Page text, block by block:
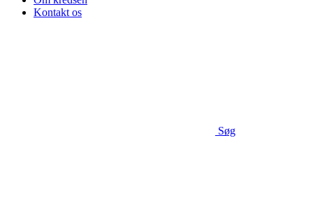
Kontakt os
Søg